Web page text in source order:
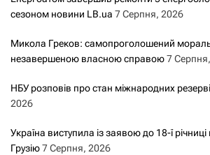
сезоном новини LB.ua 7 Серпня, 2026
Микола Греков: самопроголошений
незавершеною власною справою7
НБУ розповів про стан міжнародних
2026
Україна виступила із заявою до 18-ї
Грузію7 Серпня, 2026